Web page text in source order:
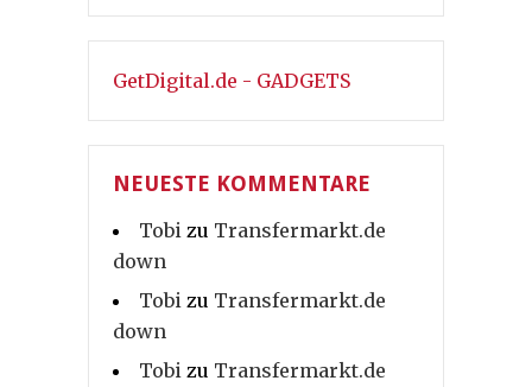
GetDigital.de - GADGETS
NEUESTE KOMMENTARE
Tobi zu Transfermarkt.de
down
Tobi zu Transfermarkt.de
down
Tobi zu Transfermarkt.de